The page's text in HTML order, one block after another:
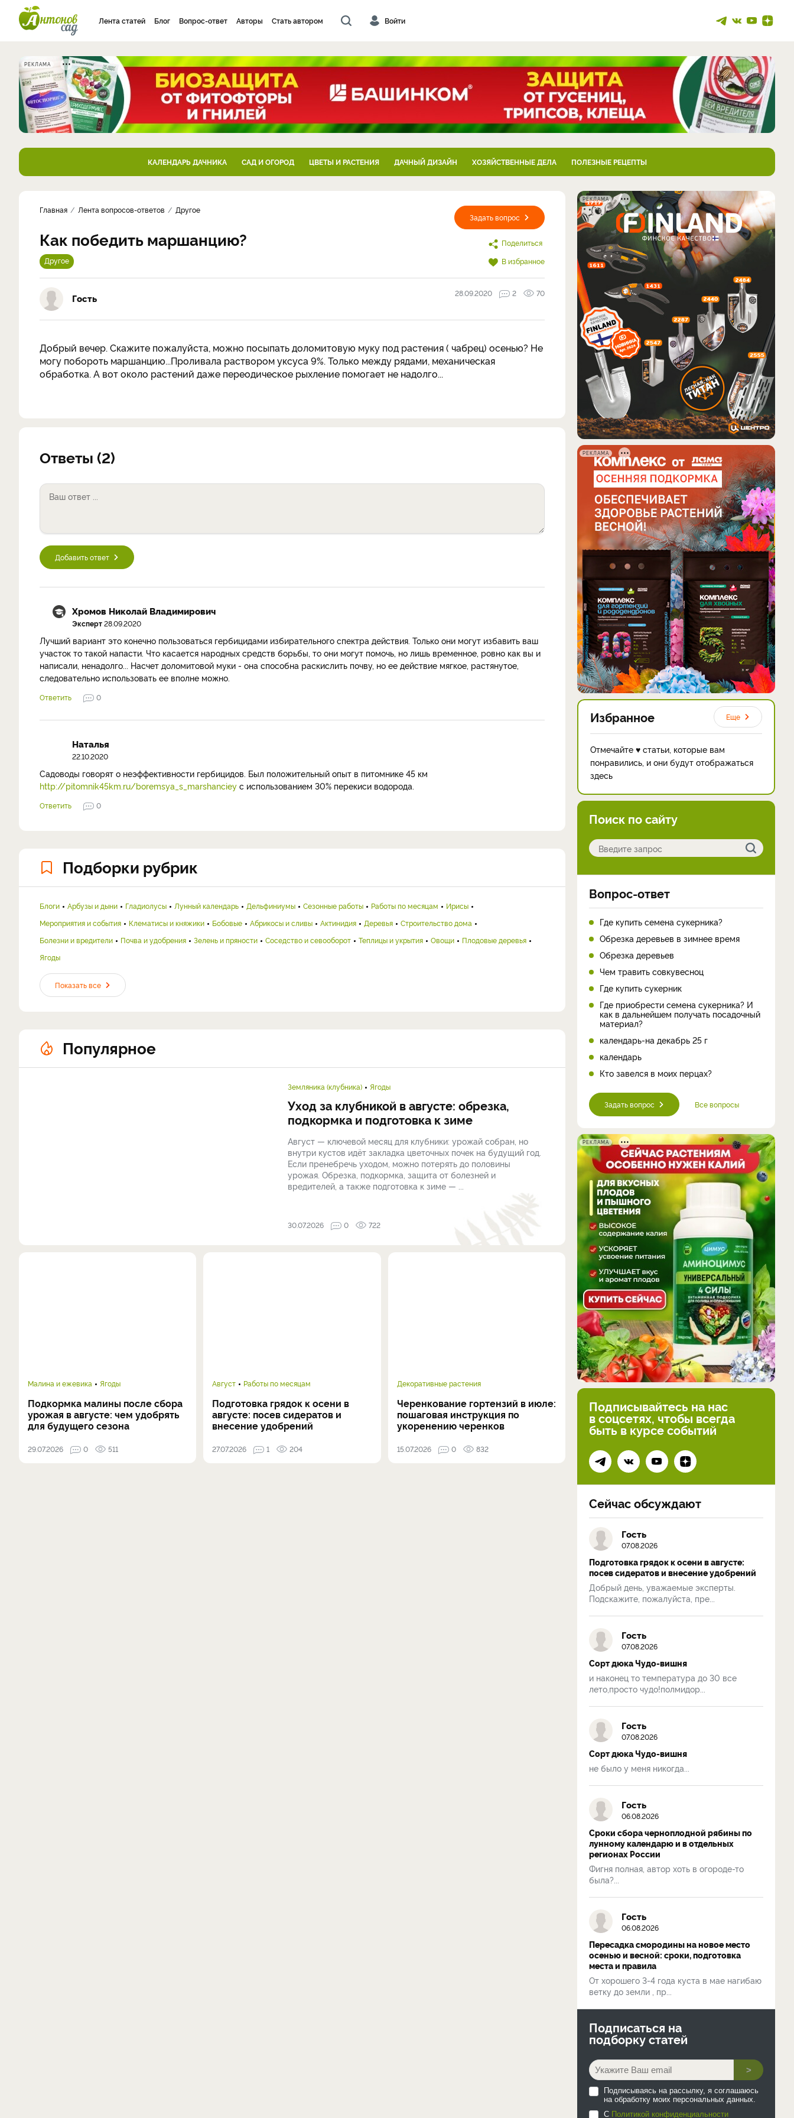
Лента статей Блог Вопрос-ответ Авторы Стать автором Войти
РЕКЛАМА
КАЛЕНДАРЬ ДАЧНИКА САД И ОГОРОД ЦВЕТЫ И РАСТЕНИЯ ДАЧНЫЙ ДИЗАЙН ХОЗЯЙСТВЕННЫЕ ДЕЛА ПОЛЕЗНЫЕ РЕЦЕПТЫ
Задать вопрос
Поделиться
В избранное
Главная Лента вопросов-ответов Другое
Как победить маршанцию?
Другое
Гость 28.09.2020 2 70
Добрый вечер. Скажите пожалуйста, можно посыпать доломитовую муку под растения ( чабрец) осенью? Не
могу побороть маршанцию...Проливала раствором уксуса 9%. Только между рядами, механическая
обработка. А вот около растений даже переодическое рыхление помогает не надолго...
Ответы (2)
Добавить ответ
Хромов Николай Владимирович
Эксперт28.09.2020
Лучший вариант это конечно пользоваться гербицидами избирательного спектра действия. Только они могут избавить ваш
участок то такой напасти. Что касается народных средств борьбы, то они могут помочь, но лишь временное, ровно как вы и
написали, ненадолго... Насчет доломитовой муки - она способна раскислить почву, но ее действие мягкое, растянутое,
следовательно использовать ее вполне можно.
Ответить 0
Наталья
22.10.2020
Садоводы говорят о неэффективности гербицидов. Был положительный опыт в питомнике 45 км
http://pitomnik45km.ru/boremsya_s_marshanciey с использованием 30% перекиси водорода.
Ответить 0
Подборки рубрик
Блоги Арбузы и дыни Гладиолусы Лунный календарь Дельфиниумы Сезонные работы Работы по месяцам
Ирисы
Мероприятия и события
Клематисы и княжики Бобовые Абрикосы и сливы Актинидия Деревья
Строительство дома
Болезни и вредители
Почва и удобрения Зелень и пряности Соседство и севооборот Теплицы и укрытия Овощи
Плодовые деревья
Ягоды
Показать все
Популярное
Земляника (клубника) Ягоды
Уход за клубникой в августе: обрезка,
подкормка и подготовка к зиме
Август — ключевой месяц для клубники: урожай собран, но
внутри кустов идёт закладка цветочных почек на будущий год.
Если пренебречь уходом, можно потерять до половины
урожая. Обрезка, подкормка, защита от болезней и
вредителей, а также подготовка к зиме — ...
30.07.2026 0 722
Малина и ежевика Ягоды
Подкормка малины после сбора
урожая в августе: чем удобрять
для будущего сезона
29.07.2026 0 511
Август Работы по месяцам
Подготовка грядок к осени в
августе: посев сидератов и
внесение удобрений
27.07.2026 1 204
Декоративные растения
Черенкование гортензий в июле:
пошаговая инструкция по
укоренению черенков
15.07.2026 0 832
РЕКЛАМА
РЕКЛАМА
Избранное Еще
Отмечайте ♥ статьи, которые вам
понравились, и они будут отображаться
здесь
Поиск по сайту
Вопрос-ответ
Где купить семена сукерника?
Обрезка деревьев в зимнее время
Обрезка деревьев
Чем травить совкувесноц
Где купить сукерник
Где приобрести семена сукерника? И
как в дальнейшем получать посадочный
материал?
календарь-на декабрь 25 г
календарь
Кто завелся в моих перцах?
Задать вопрос Все вопросы
РЕКЛАМА
Подписывайтесь на нас
в соцсетях, чтобы всегда
быть в курсе событий
Сейчас обсуждают
Гость
07.08.2026
Подготовка грядок к осени в августе:
посев сидератов и внесение удобрений
Добрый день, уважаемые эксперты.
Подскажите, пожалуйста, пре...
Гость
07.08.2026
Сорт дюка Чудо-вишня
и наконец то температура до 30 все
лето,просто чудо!полмидор...
Гость
07.08.2026
Сорт дюка Чудо-вишня
не было у меня никогда...
Гость
06.08.2026
Сроки сбора черноплодной рябины по
лунному календарю и в отдельных
регионах России
Фигня полная, автор хоть в огороде-то
была?...
Гость
06.08.2026
Пересадка смородины на новое место
осенью и весной: сроки, подготовка
места и правила
От хорошего 3-4 года куста в мае нагибаю
ветку до земли , пр...
Подписаться на
подборку статей
>
Подписываясь на рассылку, я соглашаюсь
на обработку моих персональных данных.
С Политикой конфиденциальности